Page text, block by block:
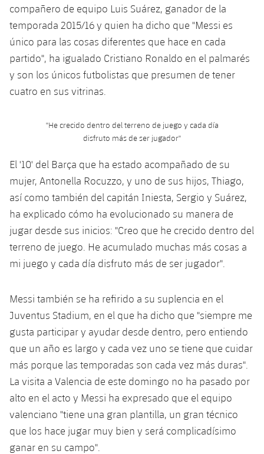
Palmarés
Resultados
Clasificaciones
Historia
Palmarés
Calendario
Jugadores
Actualidad
Barça C
Alevín
Campus Verano
PLUSICON
MÁS
Información general
plusicon
más
plusicon
más
Masculino
Femenino
Actualidad
Jugadores
Calendario
Resultados
Clasificaciones
Hockey sobre hielo
Actualidad
Jugadores
Resultados
Clasificaciones
Hockey hierba
Noticias
Patinaje artístico
plusicon
más
Plantilla
Agenda
Rugby
plusicon
más
Actualidad
Jugadores
Calendario
Resultados
Voleibol
plusicon
más
Noticias
Voleibol masculino
Voleibol femenino
Apúntate a las amateurs
plusicon
más
Apúntate a las amateurs
Carnet de las Secciones Amateurs
PLUSICON
MÁS
League of Legends
compañero de equipo Luis Suárez, ganador de la
temporada 2015/16 y quien ha dicho que "Messi es
único para las cosas diferentes que hace en cada
partido", ha igualado Cristiano Ronaldo en el palmarés
y son los únicos futbolistas que presumen de tener
cuatro en sus vitrinas.
"He crecido dentro del terreno de juego y cada día
disfruto más de ser jugador"
El '10' del Barça que ha estado acompañado de su
mujer, Antonella Rocuzzo, y uno de sus hijos, Thiago,
así como también del capitán Iniesta, Sergio y Suárez,
ha explicado cómo ha evolucionado su manera de
jugar desde sus inicios: "Creo que he crecido dentro del
terreno de juego. He acumulado muchas más cosas a
mi juego y cada día disfruto más de ser jugador".
Messi también se ha refirido a su suplencia en el
Juventus Stadium, en el que ha dicho que "siempre me
gusta participar y ayudar desde dentro, pero entiendo
que un año es largo y cada vez uno se tiene que cuidar
más porque las temporadas son cada vez más duras".
La visita a Valencia de este domingo no ha pasado por
alto en el acto y Messi ha expresado que el equipo
valenciano "tiene una gran plantilla, un gran técnico
que los hace jugar muy bien y será complicadísimo
ganar en su campo".